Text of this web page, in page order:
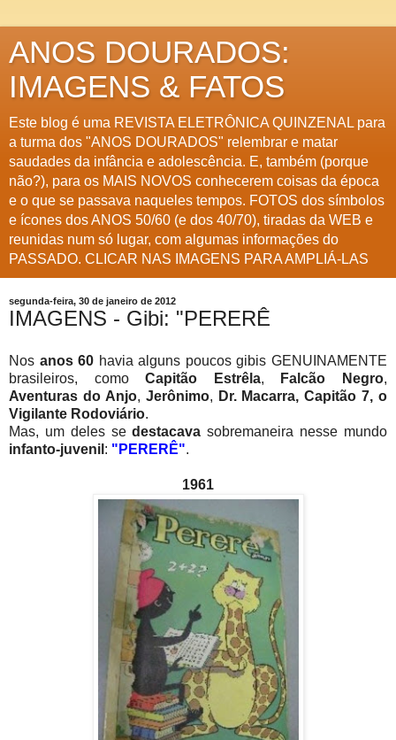
ANOS DOURADOS:
IMAGENS & FATOS
Este blog é uma REVISTA ELETRÔNICA QUINZENAL para
a turma dos "ANOS DOURADOS" relembrar e matar
saudades da infância e adolescência. E, também (porque
não?), para os MAIS NOVOS conhecerem coisas da época
e o que se passava naqueles tempos. FOTOS dos símbolos
e ícones dos ANOS 50/60 (e dos 40/70), tiradas da WEB e
reunidas num só lugar, com algumas informações do
PASSADO. CLICAR NAS IMAGENS PARA AMPLIÁ-LAS
segunda-feira, 30 de janeiro de 2012
IMAGENS - Gibi: "PERERÊ
Nos anos 60 havia alguns poucos gibis GENUINAMENTE
brasileiros, comoCapitão Estrêla, Falcão Negro,
Aventuras do Anjo, Jerônimo, Dr. Macarra, Capitão 7, o
Vigilante Rodoviário.
Mas, um deles sedestacava sobremaneira nesse mundo
infanto-juvenil : "PERERÊ".
1961